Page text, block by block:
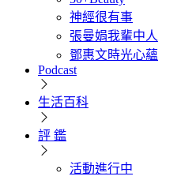
神經很有事
張曼娟我輩中人
鄧惠文時光心蘊
Podcast
生活百科
評 鑑
活動進行中